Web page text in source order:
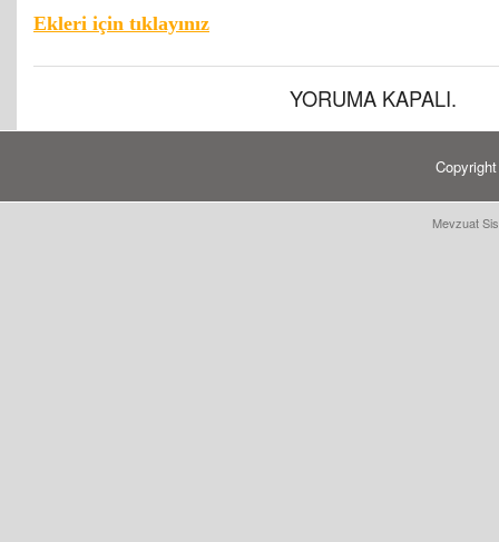
Ekleri için tıklayınız
YORUMA KAPALI.
Mevzuat